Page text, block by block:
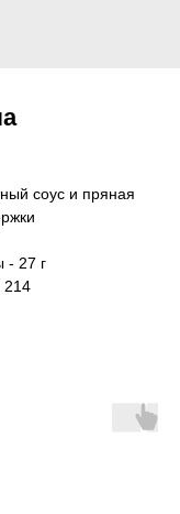
соус и пряная
- 27 г
214